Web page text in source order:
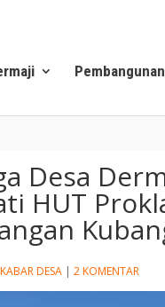
Pembangunan
Desa
HUT
KABAR DESA |2 KOMENTAR